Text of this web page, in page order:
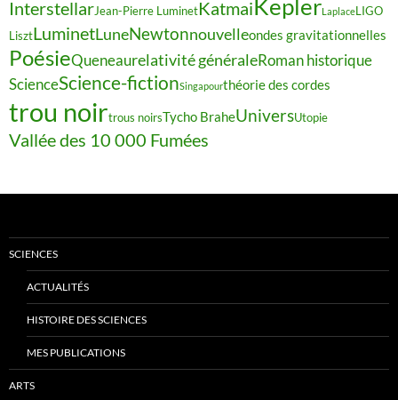
InterstellarJean-Pierre LuminetKatmaiKeplerLaplaceLIGO
LisztLuminetLuneNewtonnouvelleondes gravitationnelles
PoésieQueneaurelativité généraleRoman historique
ScienceScience-fictionSingapourthéorie des cordes
trou noirtrous noirsTycho BraheUniversUtopie
Vallée des 10 000 Fumées
SCIENCES
ACTUALITÉS
HISTOIRE DES SCIENCES
MES PUBLICATIONS
ARTS